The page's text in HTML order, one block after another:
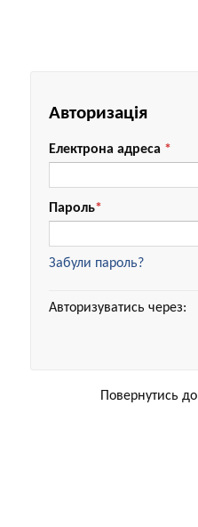
Авторизація
Електрона адреса *
Пароль*
Забули пароль?
Авторизуватись через:
Повернутись до